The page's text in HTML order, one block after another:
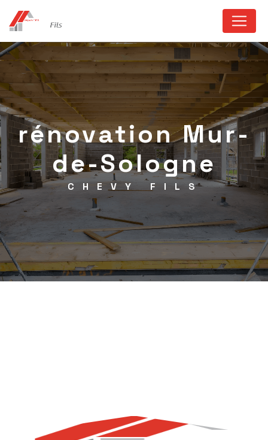
rénovation Mur-
de-Sologne
CHEVY FILS